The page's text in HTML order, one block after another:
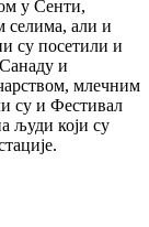
у Сенти,
селима, али и
су посетили и
и
млечним
су и Фестивал
људи који су